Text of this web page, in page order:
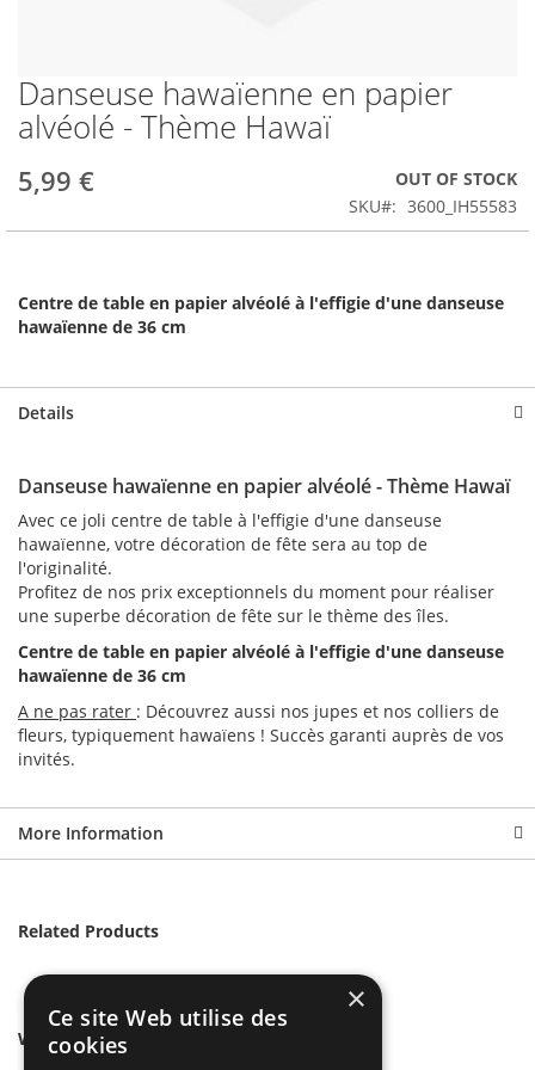
Skip
to
the
of
images
Danseuse hawaïenne en papier
alvéolé - Thème Hawaï
5,99 €
OUT OF STOCK
SKU
3600_IH55583
Centre de table en papier alvéolé à l'effigie d'une danseuse
hawaïenne de 36 cm
Details
Danseuse hawaïenne en papier alvéolé - Thème Hawaï
Avec ce joli centre de table à l'effigie d'une danseuse
hawaïenne, votre décoration de fête sera au top de
l'originalité.
Profitez de nos prix exceptionnels du moment pour réaliser
une superbe décoration de fête sur le thème des îles.
Centre de table en papier alvéolé à l'effigie d'une danseuse
hawaïenne de 36 cm
A ne pas rater : Découvrez aussi nos jupes et nos colliers de
fleurs, typiquement hawaïens ! Succès garanti auprès de vos
invités.
More Information
Related Products
We found other products you might like!
×
Ce site Web utilise des
cookies